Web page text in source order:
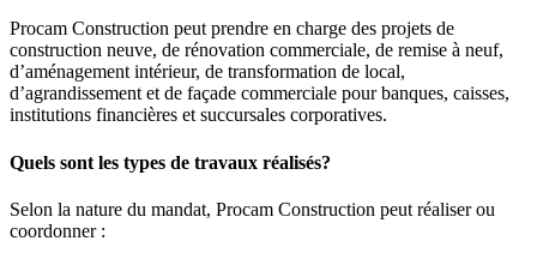
Procam Construction peut prendre en charge des projets de
construction neuve, de rénovation commerciale, de remise à neuf,
d’aménagement intérieur, de transformation de local,
d’agrandissement et de façade commerciale pour banques, caisses,
institutions financières et succursales corporatives.
Quels sont les types de travaux réalisés?
Selon la nature du mandat, Procam Construction peut réaliser ou
coordonner :